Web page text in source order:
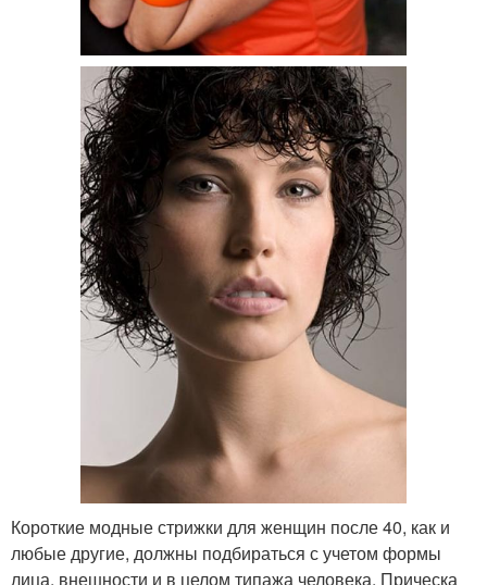
Короткие модные стрижки для женщин после 40, как и
любые другие, должны подбираться с учетом формы
лица, внешности и в целом типажа человека. Прическа